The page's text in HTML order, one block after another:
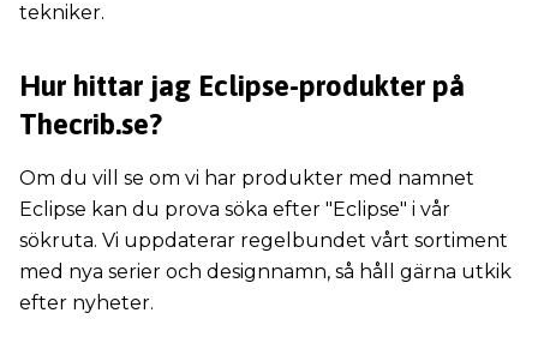
tekniker.
Hur hittar jag Eclipse-produkter på
Thecrib.se?
Om du vill se om vi har produkter med namnet
Eclipse kan du prova söka efter "Eclipse" i vår
sökruta. Vi uppdaterar regelbundet vårt sortiment
med nya serier och designnamn, så håll gärna utkik
efter nyheter.